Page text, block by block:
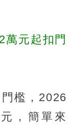
萬元起扣門
檻，2026
，簡單來